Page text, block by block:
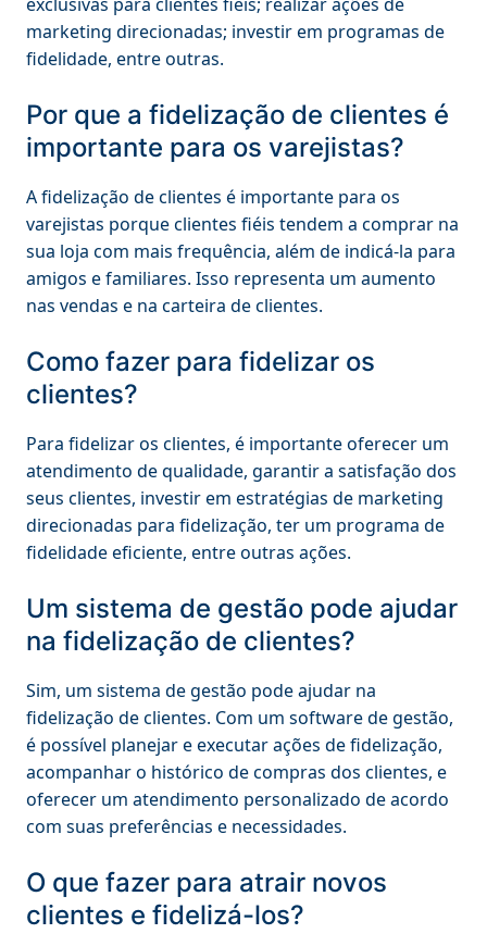
marketing direcionadas; investir em programas de
fidelidade, entre outras.
Por que a fidelização de clientes é
importante para os varejistas?
A fidelização de clientes é importante para os
varejistas porque clientes fiéis tendem a comprar na
sua loja com mais frequência, além de indicá-la para
amigos e familiares. Isso representa um aumento
nas vendas e na carteira de clientes.
Como fazer para fidelizar os
clientes?
Para fidelizar os clientes, é importante oferecer um
atendimento de qualidade, garantir a satisfação dos
seus clientes, investir em estratégias de marketing
direcionadas para fidelização, ter um programa de
fidelidade eficiente, entre outras ações.
Um sistema de gestão pode ajudar
na fidelização de clientes?
Sim, um sistema de gestão pode ajudar na
fidelização de clientes. Com um software de gestão,
é possível planejar e executar ações de fidelização,
acompanhar o histórico de compras dos clientes, e
oferecer um atendimento personalizado de acordo
com suas preferências e necessidades.
O que fazer para atrair novos
clientes e fidelizá-los?